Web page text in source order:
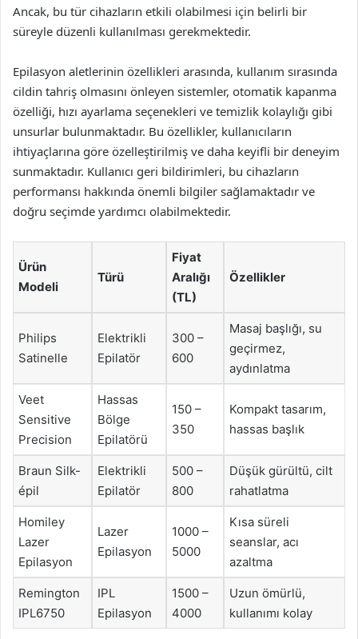
Ancak, bu tür cihazların etkili olabilmesi için belirli bir
süreyle düzenli kullanılması gerekmektedir.
Epilasyon aletlerinin özellikleri arasında, kullanım sırasında
cildin tahriş olmasını önleyen sistemler, otomatik kapanma
özelliği, hızı ayarlama seçenekleri ve temizlik kolaylığı gibi
unsurlar bulunmaktadır. Bu özellikler, kullanıcıların
ihtiyaçlarına göre özelleştirilmiş ve daha keyifli bir deneyim
sunmaktadır. Kullanıcı geri bildirimleri, bu cihazların
performansı hakkında önemli bilgiler sağlamaktadır ve
doğru seçimde yardımcı olabilmektedir.
Ürün
Modeli
Türü
Fiyat
Aralığı
(TL)
Özellikler
Philips
Satinelle
Elektrikli
Epilatör
300 –
600
Masaj başlığı, su
geçirmez,
aydınlatma
Veet
Sensitive
Precision
Hassas
Bölge
Epilatörü
150 –
350
Kompakt tasarım,
hassas başlık
Braun Silk-
épil
Elektrikli
Epilatör
500 –
800
Düşük gürültü, cilt
rahatlatma
Homiley
Lazer
Epilasyon
Lazer
Epilasyon
1000 –
5000
Kısa süreli
seanslar, acı
azaltma
Remington
IPL6750
IPL
Epilasyon
1500 –
4000
Uzun ömürlü,
kullanımı kolay